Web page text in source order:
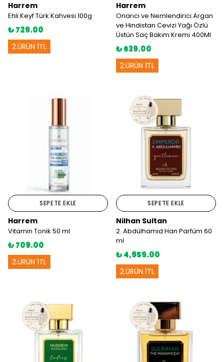
Harrem
Ehli Keyf Türk Kahvesi 100g
₺ 729.00
2.ÜRÜN 1TL
Harrem
Onarıcı ve Nemlendirici Argan
ve Hindistan Cevizi Yağı Özlü
Üstün Saç Bakım Kremi 400Ml
₺ 639.00
2.ÜRÜN 1TL
SEPETE EKLE
Harrem
Vitamin Tonik 50 ml
₺ 709.00
2.ÜRÜN 1TL
SEPETE EKLE
Nilhan Sultan
2. Abdülhamid Han Parfüm 60
ml
₺ 4,959.00
2.ÜRÜN 1TL